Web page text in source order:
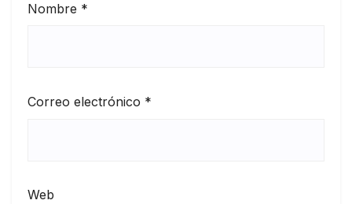
Nombre *
Correo electrónico *
Web